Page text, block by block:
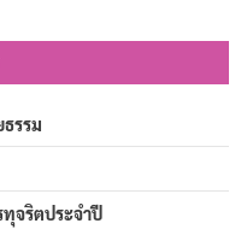
รรม
ทุจริตประจำปี